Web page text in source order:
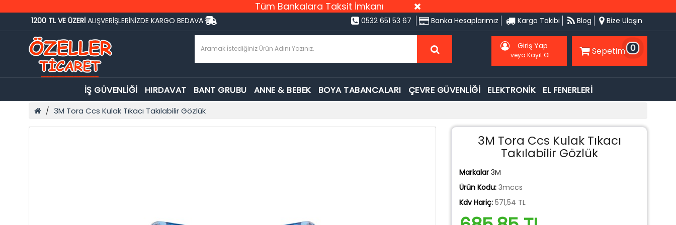
Tüm Bankalara Taksit İmkanı
1200 TL VE ÜZERİ ALIŞVERİŞLERİNİZDE KARGO BEDAVA 0532 651 53 67 Banka Hesaplarımız Kargo Takibi Blog Bize Ulaşın
Giriş Yap
veya Kayıt Ol Sepetim 0
İŞ GÜVENLİĞİ HIRDAVAT BANT GRUBU ANNE & BEBEK BOYA TABANCALARI ÇEVRE GÜVENLİĞİ ELEKTRONİK EL FENERLERİ
3M Tora Ccs Kulak Tıkacı Takılabilir Gözlük
3M Tora Ccs Kulak Tıkacı
Takılabilir Gözlük
Markalar 3M
Ürün Kodu: 3mccs
Kdv Hariç: 571,54 TL